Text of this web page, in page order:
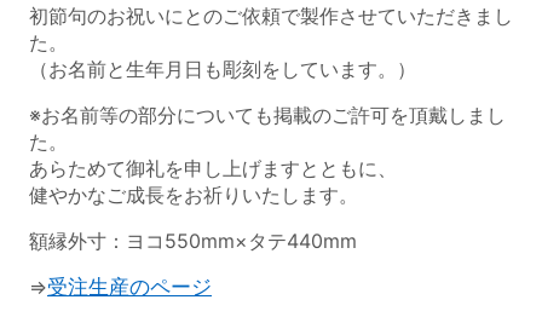
初節句のお祝いにとのご依頼で製作させていただきまし
た。
（お名前と生年月日も彫刻をしています。）
※お名前等の部分についても掲載のご許可を頂戴しまし
た。
あらためて御礼を申し上げますとともに、
健やかなご成長をお祈りいたします。
額縁外寸：ヨコ550mm×タテ440mm
⇒受注生産のページ